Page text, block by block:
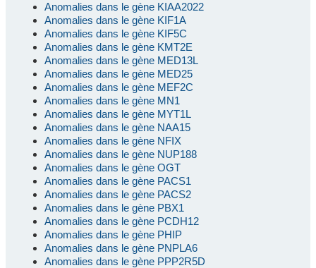
Anomalies dans le gène KIAA2022
Anomalies dans le gène KIF1A
Anomalies dans le gène KIF5C
Anomalies dans le gène KMT2E
Anomalies dans le gène MED13L
Anomalies dans le gène MED25
Anomalies dans le gène MEF2C
Anomalies dans le gène MN1
Anomalies dans le gène MYT1L
Anomalies dans le gène NAA15
Anomalies dans le gène NFIX
Anomalies dans le gène NUP188
Anomalies dans le gène OGT
Anomalies dans le gène PACS1
Anomalies dans le gène PACS2
Anomalies dans le gène PBX1
Anomalies dans le gène PCDH12
Anomalies dans le gène PHIP
Anomalies dans le gène PNPLA6
Anomalies dans le gène PPP2R5D